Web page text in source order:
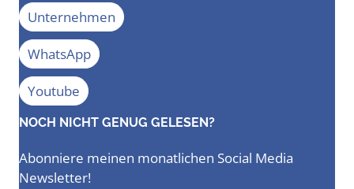
Unternehmen
WhatsApp
Youtube
NOCH NICHT GENUG GELESEN?
Abonniere meinen monatlichen Social Media
Newsletter!